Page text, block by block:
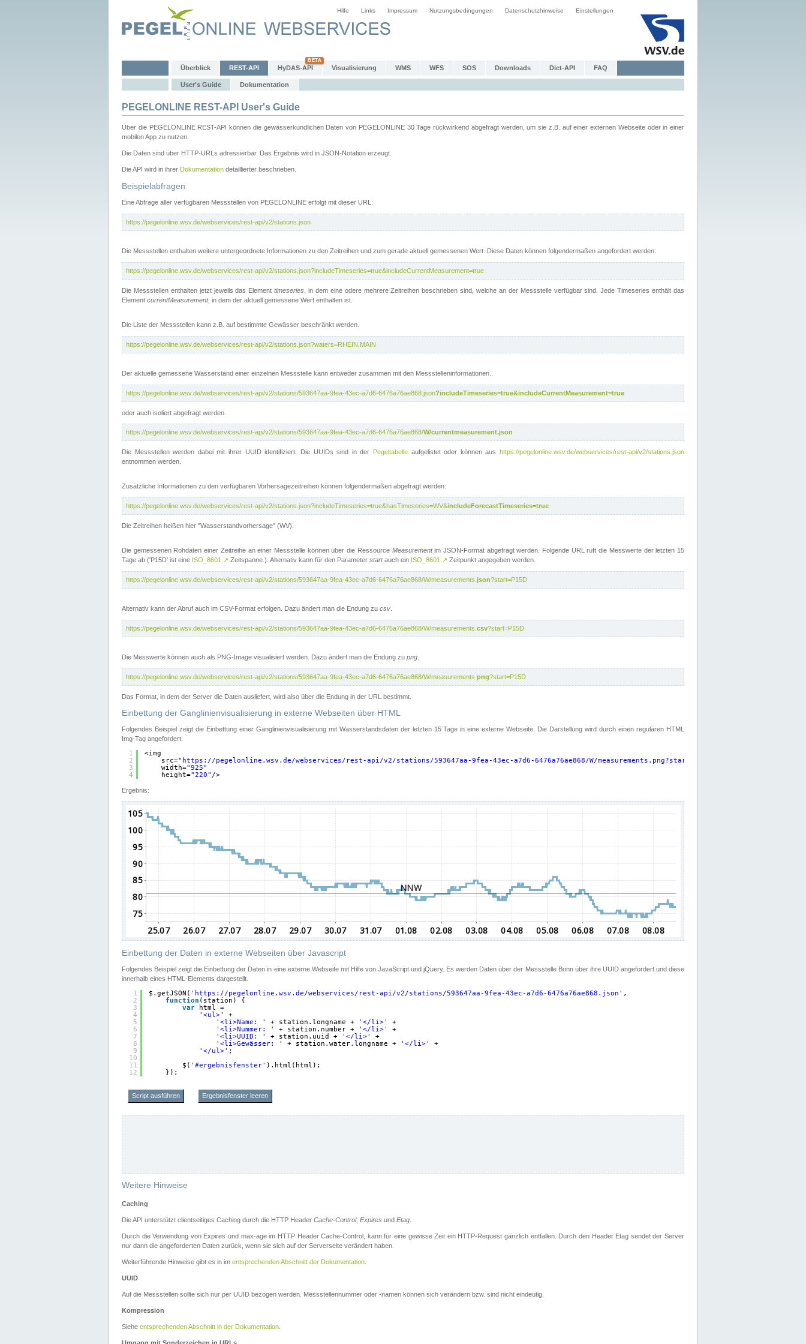
Hilfe Links Impressum Nutzungsbedingungen Datenschutzhinweise Einstellungen
Überblick REST-API HyDAS-API Visualisierung WMS WFS SOS Downloads Dict-API FAQ
User's Guide Dokumentation
PEGELONLINE REST-API User's Guide
Über die PEGELONLINE REST-API können die gewässerkundlichen Daten von PEGELONLINE 30 Tage rückwirkend abgefragt werden, um sie z.B. auf einer externen Webseite oder in einer
mobilen App zu nutzen.
Die Daten sind über HTTP-URLs adressierbar. Das Ergebnis wird in JSON-Notation erzeugt.
Die API wird in ihrer Dokumentation detaillierter beschrieben.
Beispielabfragen
Eine Abfrage aller verfügbaren Messstellen von PEGELONLINE erfolgt mit dieser URL:
https://pegelonline.wsv.de/webservices/rest-api/v2/stations.json
Die Messstellen enthalten weitere untergeordnete Informationen zu den Zeitreihen und zum gerade aktuell gemessenen Wert. Diese Daten können folgendermaßen angefordert werden:
https://pegelonline.wsv.de/webservices/rest-api/v2/stations.json?includeTimeseries=true&includeCurrentMeasurement=true
Die Messstellen enthalten jetzt jeweils das Elementtimeseries , in dem eine odere mehrere Zeitreihen beschrieben sind, welche an der Messstelle verfügbar sind. Jede Timeseries enthält das
Element currentMeasurement, in dem der aktuell gemessene Wert enthalten ist.
Die Liste der Messstellen kann z.B. auf bestimmte Gewässer beschränkt werden.
https://pegelonline.wsv.de/webservices/rest-api/v2/stations.json?waters=RHEIN,MAIN
Der aktuelle gemessene Wasserstand einer einzelnen Messstelle kann entweder zusammen mit den Messstelleninformationen..
https://pegelonline.wsv.de/webservices/rest-api/v2/stations/593647aa-9fea-43ec-a7d6-6476a76ae868.json?includeTimeseries=true&includeCurrentMeasurement=true
oder auch isoliert abgefragt werden.
https://pegelonline.wsv.de/webservices/rest-api/v2/stations/593647aa-9fea-43ec-a7d6-6476a76ae868/W/currentmeasurement.json
Die Messstellen werden dabei mit ihrer UUID identifiziert. Die UUIDs sind in der Pegeltabelleaufgelistet oder können aushttps://pegelonline.wsv.de/webservices/rest-api/v2/stations.json
entnommen werden.
Zusätzliche Informationen zu den verfügbaren Vorhersagezeitreihen können folgendermaßen abgefragt werden:
https://pegelonline.wsv.de/webservices/rest-api/v2/stations.json?includeTimeseries=true&hasTimeseries=WV&includeForecastTimeseries=true
Die Zeitreihen heißen hier "Wasserstandvorhersage" (WV).
Die gemessenen Rohdaten einer Zeitreihe an einer Messstelle können über die Ressource Measurementim JSON-Format abgefragt werden. Folgende URL ruft die Messwerte der letzten 15
Tage ab ('P15D' ist eine ISO_8601 ↗ Zeitspanne.). Alternativ kann für den Parameter startauch ein ISO_8601 ↗ Zeitpunkt angegeben werden.
https://pegelonline.wsv.de/webservices/rest-api/v2/stations/593647aa-9fea-43ec-a7d6-6476a76ae868/W/measurements. json?start=P15D
Alternativ kann der Abruf auch im CSV-Format erfolgen. Dazu ändert man die Endung zu csv
https://pegelonline.wsv.de/webservices/rest-api/v2/stations/593647aa-9fea-43ec-a7d6-6476a76ae868/W/measurements. csv?start=P15D
Die Messwerte können auch als PNG-Image visualisiert werden. Dazu ändert man die Endung zu png
https://pegelonline.wsv.de/webservices/rest-api/v2/stations/593647aa-9fea-43ec-a7d6-6476a76ae868/W/measurements. png?start=P15D
Das Format, in dem der Server die Daten ausliefert, wird also über die Endung in der URL bestimmt.
Einbettung der Ganglinienvisualisierung in externe Webseiten über HTML
Folgendes Beispiel zeigt die Einbettung einer Ganglinienvisualisierung mit Wasserstandsdaten der letzten 15 Tage in eine externe Webseite. Die Darstellung wird durch einen regulären HTML
Img-Tag angefordert.
1
2
3
4
<img
src=" https://pegelonline.wsv.de/webservices/rest-api/v2/stations/593647aa-9fea-43ec-a7d6-6476a76ae868/W/measurements.png?start=P15D&width=925&height=220
width="925"
height="220" />
Ergebnis:
Einbettung der Daten in externe Webseiten über Javascript
Folgendes Beispiel zeigt die Einbettung der Daten in eine externe Webseite mit Hilfe von JavaScript und jQuery. Es werden Daten über der Messstelle Bonn über ihre UUID angefordert und diese
innerhalb eines HTML-Elements dargestellt.
1
2
3
4
5
6
7
8
9
10
11
12
$.getJSON( ' https://pegelonline.wsv.de/webservices/rest-api/v2/stations/593647aa-9fea-43ec-a7d6-6476a76ae868.json ' ,
function (station) {
var
html =
'<ul>'
+
'<li>Name: '
+ station.longname + '</li>'
+
'<li>Nummer: '
+ station.number + '</li>'
+
'<li>UUID: '
+ station.uuid + '</li>'
+
'<li>Gewässer: '
+ station.water.longname + '</li>'
+
'</ul>' ;
$( '#ergebnisfenster' ).html(html);
});
Script ausführen Ergebnisfenster leeren
Weitere Hinweise
Caching
Die API unterstützt clientseitiges Caching durch die HTTP Header Cache-Control, Expires und Etag.
Durch die Verwendung von Expires und max-age im HTTP Header Cache-Control, kann für eine gewisse Zeit ein HTTP-Request gänzlich entfallen. Durch den Header Etag sendet der Server
nur dann die angeforderten Daten zurück, wenn sie sich auf der Serverseite verändert haben.
Weiterführende Hinweise gibt es in im entsprechenden Abschnitt der Dokumentation.
UUID
Auf die Messstellen sollte sich nur per UUID bezogen werden. Messstellennummer oder -namen können sich verändern bzw. sind nicht eindeutig.
Kompression
Siehe entsprechenden Abschnitt in der Dokumentation.